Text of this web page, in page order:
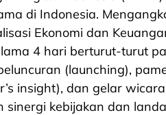
di Indonesia.
Ekonomi dan
4 hari berturut-turut
(launching),
insight), dan gelar
sinergi kebijakan dan